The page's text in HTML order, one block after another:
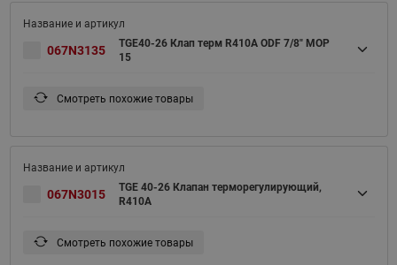
067N3135
TGE40-26 Клап терм R410A ODF 7/8" MOP
15
Смотреть похожие товары
067N3015
TGE 40-26 Клапан терморегулирующий,
R410A
Смотреть похожие товары